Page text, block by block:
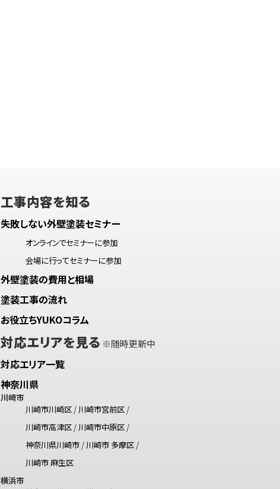
工事内容を知る
失敗しない外壁塗装セミナー
オンラインでセミナーに参加
会場に行ってセミナーに参加
外壁塗装の費用と相場
塗装工事の流れ
お役立ちYUKOコラム
対応エリアを見る ※随時更新中
対応エリア一覧
神奈川県
川崎市
川崎市川崎区/ 川崎市宮前区/
川崎市高津区/ 川崎市中原区/
神奈川県川崎市/ 川崎市 多摩区/
川崎市 麻生区
横浜市